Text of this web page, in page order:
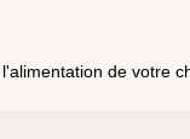
de votre